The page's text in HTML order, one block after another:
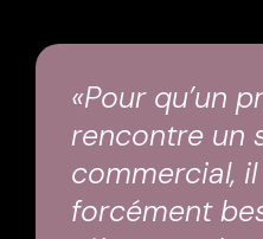
«Pour qu’un
rencontre un
commercial, il
forcément